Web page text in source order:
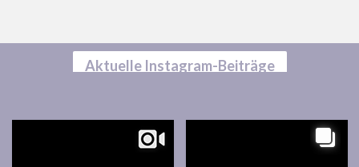
Aktuelle Instagram-Beiträge